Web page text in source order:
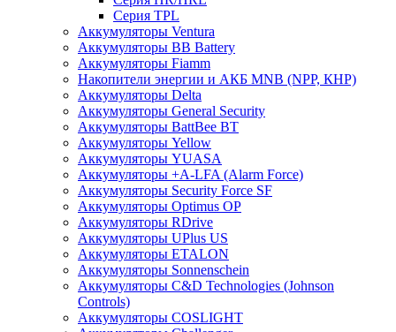
Серия TPL
Аккумуляторы Ventura
Аккумуляторы BB Battery
Аккумуляторы Fiamm
Накопители энергии и АКБ MNB (NPP, КНР)
Аккумуляторы Delta
Аккумуляторы General Security
Аккумуляторы BattBee BT
Аккумуляторы Yellow
Аккумуляторы YUASA
Аккумуляторы +A-LFA (Alarm Force)
Аккумуляторы Security Force SF
Аккумуляторы Optimus OP
Аккумуляторы RDrive
Аккумуляторы UPlus US
Аккумуляторы ETALON
Аккумуляторы Sonnenschein
Аккумуляторы С&D Technologies (Johnson
Controls)
Аккумуляторы COSLIGHT